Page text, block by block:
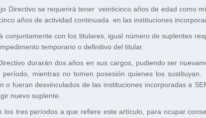
Directivo se requerirá tener veinticinco años de edad como
años de actividad continuada en las instituciones
conjuntamente con los titulares, igual número de suplentes
temporario o definitivo del titular.
durarán dos años en sus cargos, pudiendo ser
mientras no tomen posesión quienes los
o fueran desvinculados de las instituciones incorporadas a
nuevo suplente.
los tres períodos a que refiere este artículo, para ocupar